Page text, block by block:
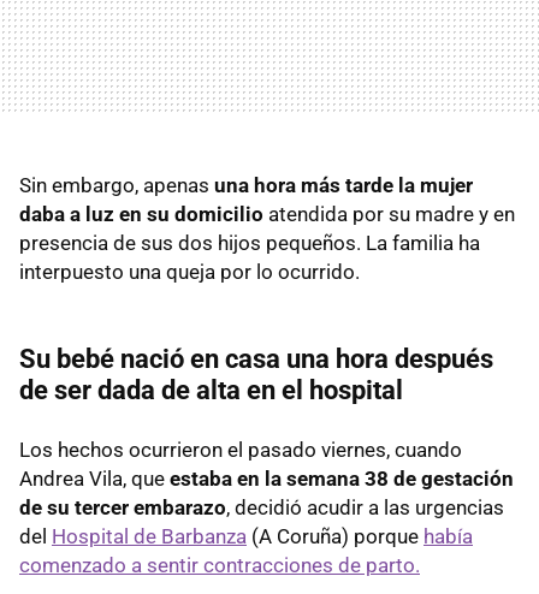
Sin embargo, apenas una hora más tarde la mujer
daba a luz en su domicilio atendida por su madre y en
presencia de sus dos hijos pequeños. La familia ha
interpuesto una queja por lo ocurrido.
Su bebé nació en casa una hora después
de ser dada de alta en el hospital
Los hechos ocurrieron el pasado viernes, cuando
Andrea Vila, que estaba en la semana 38 de gestación
de su tercer embarazo, decidió acudir a las urgencias
del Hospital de Barbanza (A Coruña) porque había
comenzado a sentir contracciones de parto.